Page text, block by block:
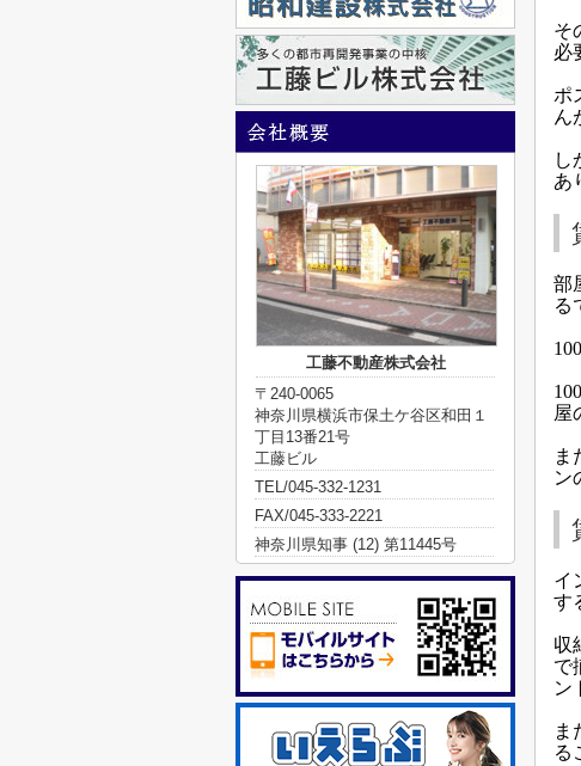
そ
必
ポ
ん
し
あ
部
る
屋
ま
ン
イ
す
収
で
ン
ま
る
工藤不動産株式会社
〒240-0065
神奈川県横浜市保土ケ谷区和田１
丁目13番21号
工藤ビル
TEL/045-332-1231
FAX/045-333-2221
神奈川県知事 (12) 第11445号